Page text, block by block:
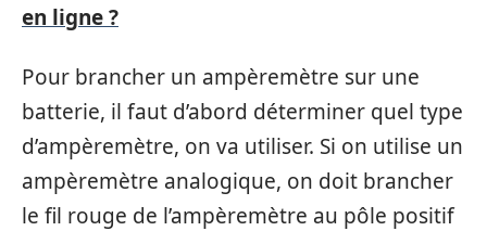
en ligne ?
Pour brancher un ampèremètre sur une
batterie, il faut d’abord déterminer quel type
d’ampèremètre, on va utiliser. Si on utilise un
ampèremètre analogique, on doit brancher
le fil rouge de l’ampèremètre au pôle positif